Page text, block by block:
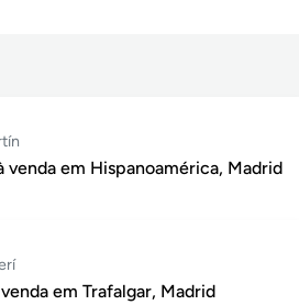
venda em Hispanoamérica, Madrid
em Trafalgar, Madrid